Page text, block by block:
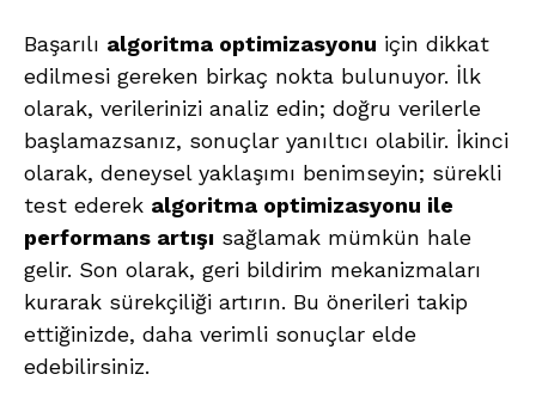
Başarılı algoritma optimizasyonu için dikkat
edilmesi gereken birkaç nokta bulunuyor. İlk
olarak, verilerinizi analiz edin; doğru verilerle
başlamazsanız, sonuçlar yanıltıcı olabilir. İkinci
olarak, deneysel yaklaşımı benimseyin; sürekli
test ederek algoritma optimizasyonu ile
performans artışı sağlamak mümkün hale
gelir. Son olarak, geri bildirim mekanizmaları
kurarak sürekçiliği artırın. Bu önerileri takip
ettiğinizde, daha verimli sonuçlar elde
edebilirsiniz.